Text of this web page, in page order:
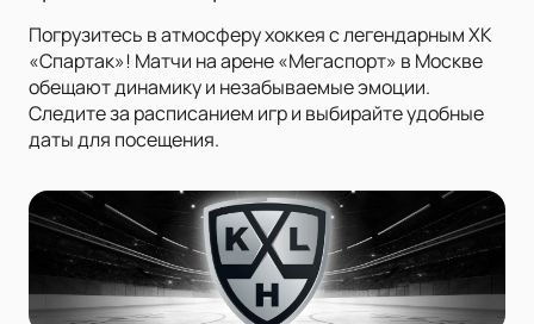
Погрузитесь в атмосферу хоккея с легендарным ХК
«Спартак»! Матчи на арене «Мегаспорт» в Москве
обещают динамику и незабываемые эмоции.
Следите за расписанием игр и выбирайте удобные
даты для посещения.